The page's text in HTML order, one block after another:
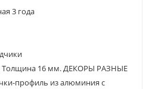
3 года
Толщина 16 мм. ДЕКОРЫ РАЗНЫЕ
профиль из алюминия с